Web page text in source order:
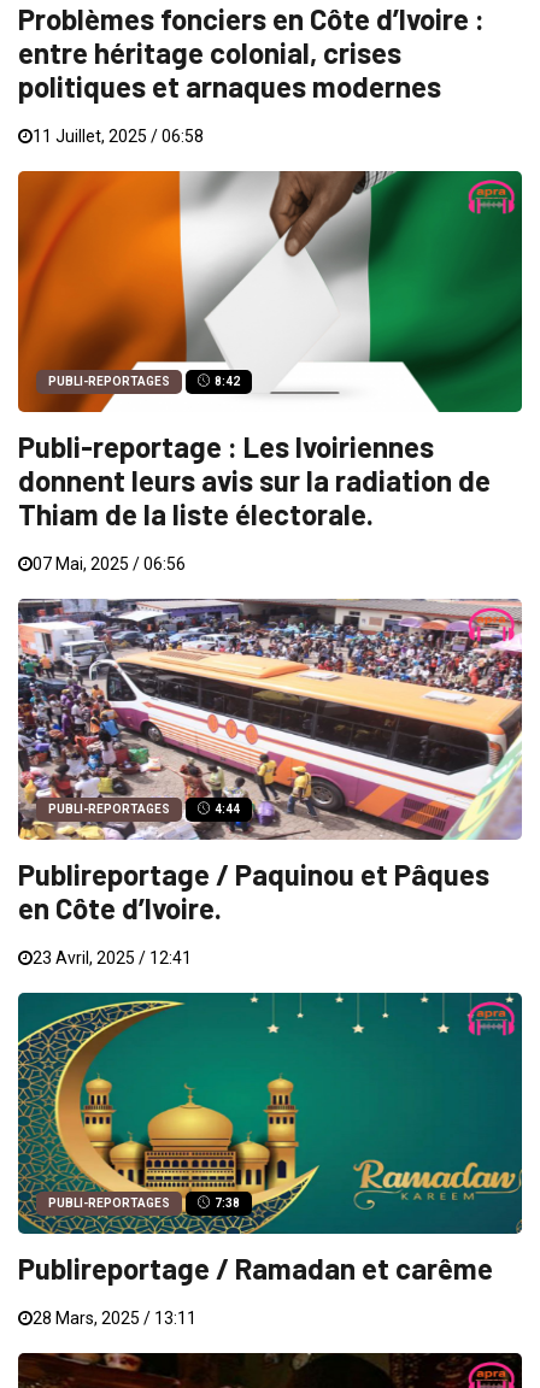
Problèmes fonciers en Côte d’Ivoire :
entre héritage colonial, crises
politiques et arnaques modernes
11 Juillet, 2025 / 06:58
PUBLI-REPORTAGES 8:42
Publi-reportage : Les Ivoiriennes
donnent leurs avis sur la radiation de
Thiam de la liste électorale.
07 Mai, 2025 / 06:56
PUBLI-REPORTAGES 4:44
Publireportage / Paquinou et Pâques
en Côte d’Ivoire.
23 Avril, 2025 / 12:41
PUBLI-REPORTAGES 7:38
Publireportage / Ramadan et carême
28 Mars, 2025 / 13:11